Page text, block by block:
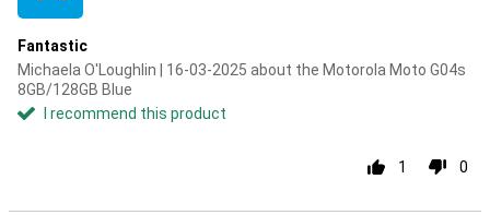
Fantastic
Michaela O'Loughlin | 16-03-2025 about the Motorola Moto G04s
8GB/128GB Blue
I recommend this product
1 0